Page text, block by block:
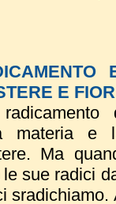
E
materia e
Ma
le sue radici